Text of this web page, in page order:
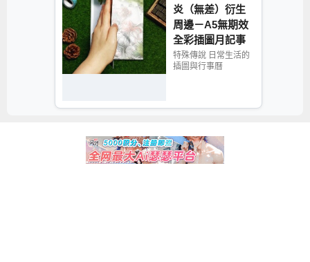
炎（無差）衍生
周邊－A5無期效
全彩插圖月記事
手帳
特殊傳說 日常生活的
插圖與行事曆